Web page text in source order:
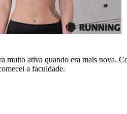
muito ativa quando era mais
a faculdade.